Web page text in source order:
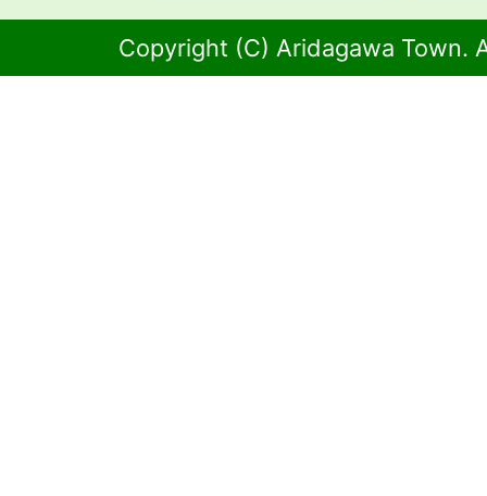
Copyright (C) Aridagawa Town.